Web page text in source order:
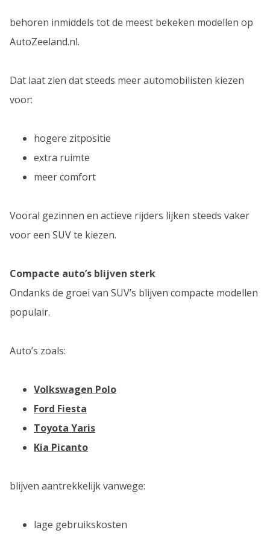
behoren inmiddels tot de meest bekeken modellen op
AutoZeeland.nl.
Dat laat zien dat steeds meer automobilisten kiezen
voor:
hogere zitpositie
extra ruimte
meer comfort
Vooral gezinnen en actieve rijders lijken steeds vaker
voor een SUV te kiezen.
Compacte auto’s blijven sterk
Ondanks de groei van SUV’s blijven compacte modellen
populair.
Auto’s zoals:
Volkswagen Polo
Ford Fiesta
Toyota Yaris
Kia Picanto
blijven aantrekkelijk vanwege:
lage gebruikskosten